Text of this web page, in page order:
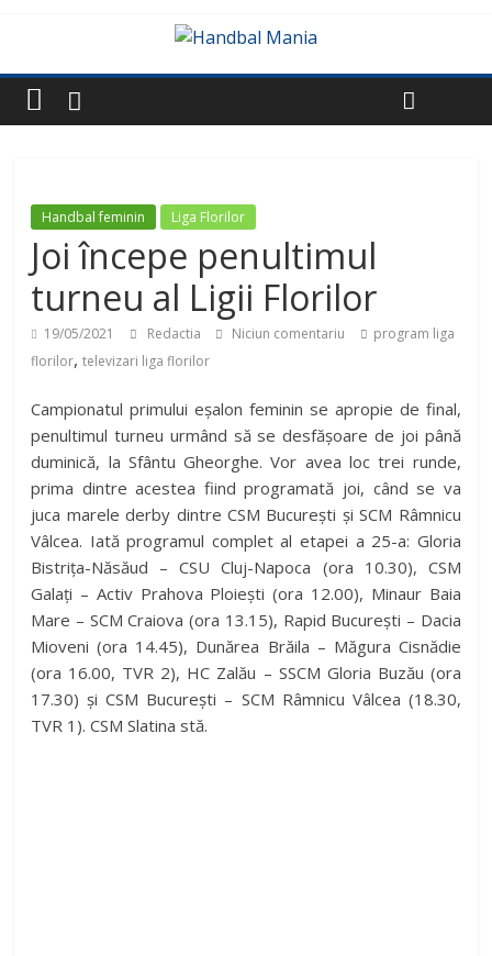
Handbal feminin Liga Florilor
Joi începe penultimul
turneu al Ligii Florilor
19/05/2021 Redactia Niciun comentariu
program liga
florilor,televizari liga florilor
Campionatul primului eșalon feminin se apropie de final,
penultimul turneu urmând să se desfășoare de joi până
duminică, la Sfântu Gheorghe. Vor avea loc trei runde,
prima dintre acestea fiind programată joi, când se va
juca marele derby dintre CSM București și SCM Râmnicu
Vâlcea. Iată programul complet al etapei a 25-a: Gloria
Bistrița-Năsăud – CSU Cluj-Napoca (ora 10.30), CSM
Galați – Activ Prahova Ploiești (ora 12.00), Minaur Baia
Mare – SCM Craiova (ora 13.15), Rapid București – Dacia
Mioveni (ora 14.45), Dunărea Brăila – Măgura Cisnădie
(ora 16.00, TVR 2), HC Zalău – SSCM Gloria Buzău (ora
17.30) și CSM București – SCM Râmnicu Vâlcea (18.30,
TVR 1). CSM Slatina stă.